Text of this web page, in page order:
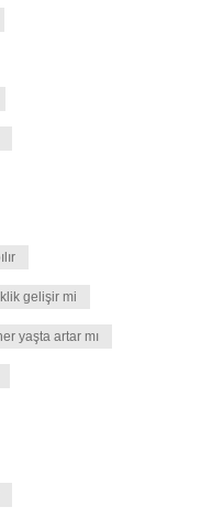
gelişir mi
yaşta artar mı